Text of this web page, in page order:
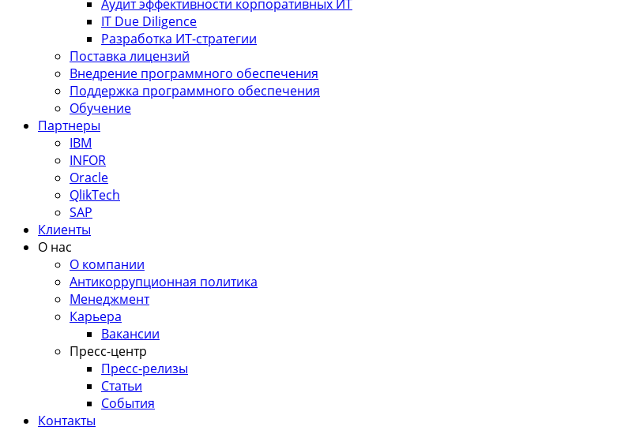
Аудит эффективности корпоративных ИТ
IT Due Diligence
Разработка ИТ-стратегии
Поставка лицензий
Внедрение программного обеспечения
Поддержка программного обеспечения
Обучение
Партнеры
IBM
INFOR
Oracle
QlikTech
SAP
Клиенты
О нас
О компании
Антикоррупционная политика
Менеджмент
Карьера
Вакансии
Пресс-центр
Пресс-релизы
Статьи
События
Контакты